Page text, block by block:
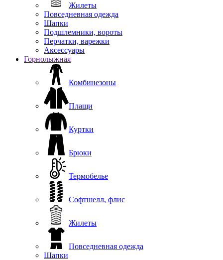
Жилеты
Повседневная одежда
Шапки
Подшлемники, вороты
Перчатки, варежки
Аксессуары
Горнолыжная
Комбинезоны
Плащи
Куртки
Брюки
Термобелье
Софтшелл, флис
Жилеты
Повседневная одежда
Шапки